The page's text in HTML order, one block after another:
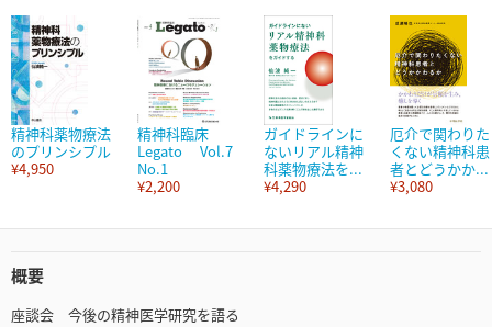
精神科薬物療法
のプリンシプル
¥4,950
精神科臨床
Legato Vol.7
No.1
¥2,200
ガイドラインに
ないリアル精神
科薬物療法を...
¥4,290
厄介で関わりた
くない精神科患
者とどうかか...
¥3,080
概要
座談会 今後の精神医学研究を語る